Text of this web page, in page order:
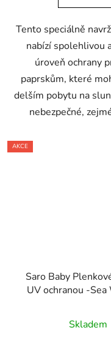
Tento speciálně
nabízí spolehlivou
úroveň ochrany
paprskům, které
delším pobytu na
nebezpečné,
AKCE
Saro Baby
UV ochranou -Sea
Skladem